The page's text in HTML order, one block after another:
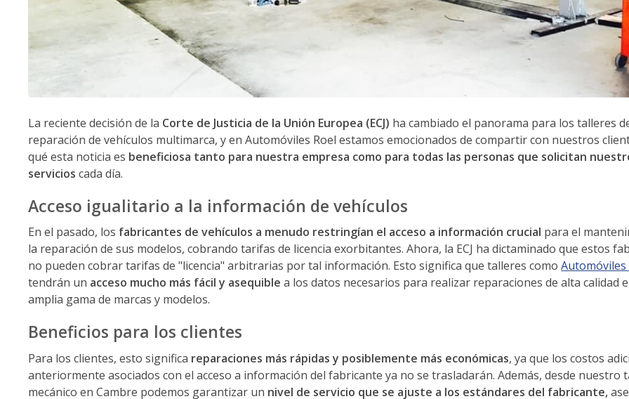
La reciente decisión de la Corte de Justicia de la Unión Europea (ECJ) ha cambiado el panorama para los talleres
reparación de vehículos multimarca, y en Automóviles Roel estamos emocionados de compartir con nuestros
qué esta noticia es beneficiosa tanto para nuestra empresa como para todas las personas que solicitan
servicioscada día.
Acceso igualitario a la información de vehículos
En el pasado, los fabricantes de vehículos a menudo restringían el acceso a información crucial para el
la reparación de sus modelos, cobrando tarifas de licencia exorbitantes. Ahora, la ECJ ha dictaminado que estos
no pueden cobrar tarifas de "licencia" arbitrarias por tal información. Esto significa que talleres comoAutomóviles
tendrán un acceso mucho más fácil y asequible a los datos necesarios para realizar reparaciones de alta calidad
amplia gama de marcas y modelos.
Beneficios para los clientes
Para los clientes, esto significa reparaciones más rápidas y posiblemente más económicas, ya que los costos
anteriormente asociados con el acceso a información del fabricante ya no se trasladarán. Además, desde nuestro
mecánico en Cambre podemos garantizar un nivel de servicio que se ajuste a los estándares del fabricante,